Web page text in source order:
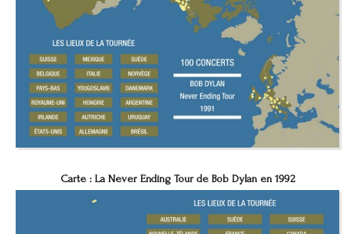
Carte : La Never Ending Tour de Bob Dylan en 1992